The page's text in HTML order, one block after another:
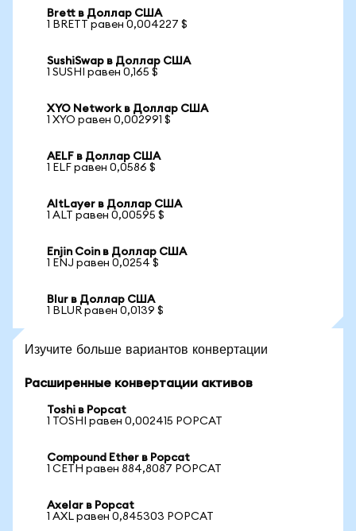
Brett в Доллар США
1 BRETT равен 0,004227 $
SushiSwap в Доллар США
1 SUSHI равен 0,165 $
XYO Network в Доллар США
1 XYO равен 0,002991 $
AELF в Доллар США
1 ELF равен 0,0586 $
AltLayer в Доллар США
1 ALT равен 0,00595 $
Enjin Coin в Доллар США
1 ENJ равен 0,0254 $
Blur в Доллар США
1 BLUR равен 0,0139 $
Изучите больше вариантов конвертации
Расширенные конвертации активов
Toshi в Popcat
1 TOSHI равен 0,002415 POPCAT
Compound Ether в Popcat
1 CETH равен 884,8087 POPCAT
Axelar в Popcat
1 AXL равен 0,845303 POPCAT